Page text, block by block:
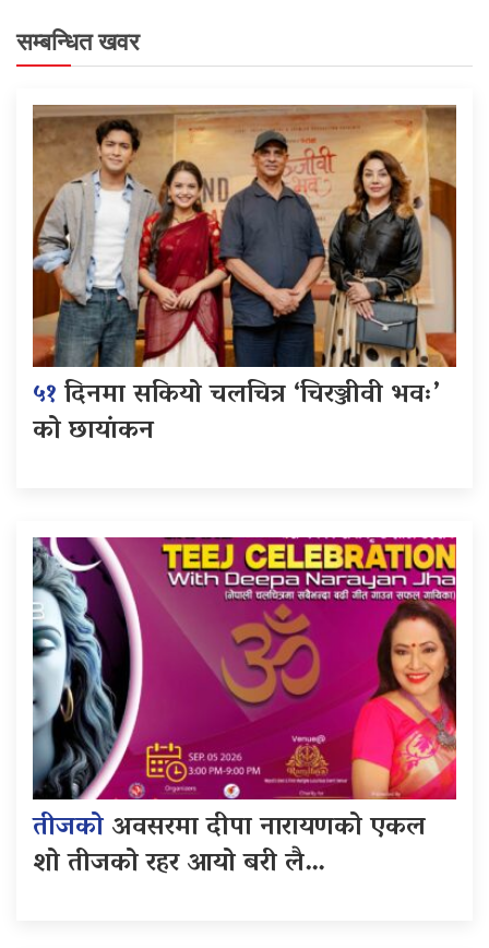
सम्बन्धित खवर
५१दिनमा सकियो चलचित्र ‘चिरञ्जीवी भवः’
को छायांकन
तीजकोअवसरमा दीपा नारायणको एकल
शो तीजको रहर आयो बरी लै…